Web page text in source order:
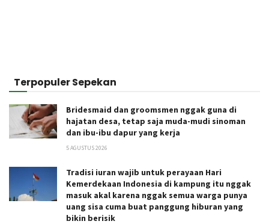
Terpopuler Sepekan
Bridesmaid dan groomsmen nggak guna di
hajatan desa, tetap saja muda-mudi sinoman
dan ibu-ibu dapur yang kerja
5 AGUSTUS 2026
Tradisi iuran wajib untuk perayaan Hari
Kemerdekaan Indonesia di kampung itu nggak
masuk akal karena nggak semua warga punya
uang sisa cuma buat panggung hiburan yang
bikin berisik